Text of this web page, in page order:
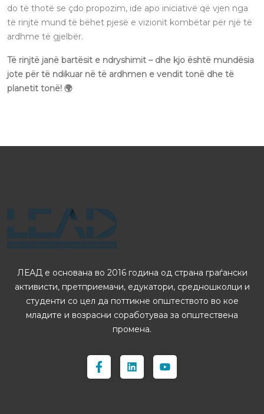
do të thotë se çdo propozim, ide apo iniciativë që vjen nga
të rinjtë mund të bëhet pjesë e vizionit kombëtar për një të
ardhme të gjelbër.
Të rinjtë janë bartësit e ndryshimit – dhe kjo është mundësia
jote për të ndikuar në të ardhmen e vendit tonë dhe të
planetit tonë! 🌍
ЛЕАД е основана во 2016 година од страна граѓански
активисти, претприемачи, едукатори, средношколци и
студенти со цел да поттикне општеството во кое
младите и возрасни соработуваа за општествена
промена.